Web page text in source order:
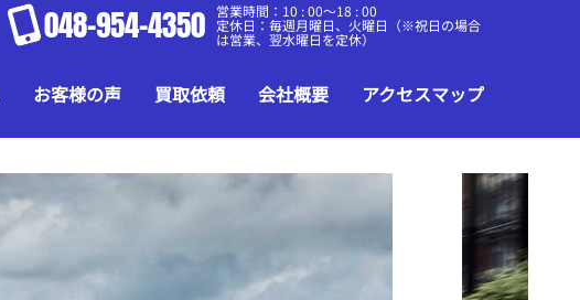
048-954-4350 営業時間：10 : 00～18 : 00
定休日：毎週月曜日、火曜日（※祝日の場合
は営業、翌水曜日を定休）
お客様の声 買取依頼 会社概要 アクセスマップ